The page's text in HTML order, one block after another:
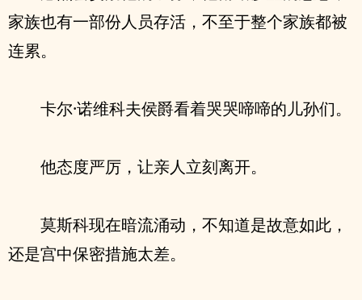
家族也有一部份人员存活，不至于整个家族都被
连累。
卡尔·诺维科夫侯爵看着哭哭啼啼的儿孙们。
他态度严厉，让亲人立刻离开。
莫斯科现在暗流涌动，不知道是故意如此，
还是宫中保密措施太差。